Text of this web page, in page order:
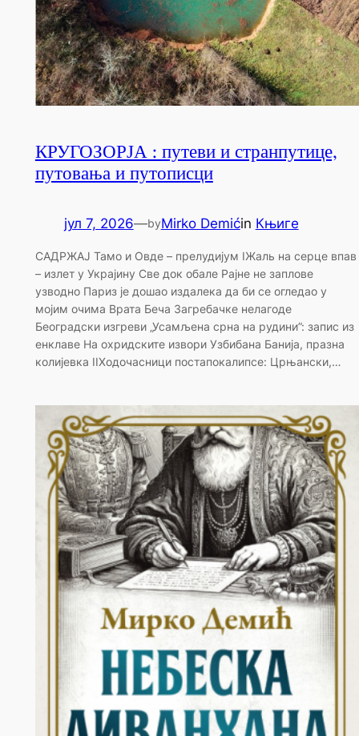
КРУГОЗОРЈА : путеви и странпутице,
путовања и путописци
јул 7, 2026—byMirko Demićin Књиге
САДРЖАЈ Тамо и Овде – прелудијум IЖаль на серце впав
– излет у Украјину Све док обале Рајне не заплове
узводно Париз је дошао издалека да би се огледао у
мојим очима Врата Беча Загребачке нелагоде
Београдски изгреви „Усамљена срна на рудини”: запис из
енклаве На охридските извори Узбибана Банија, празна
колијевка IIХодочасници постапокалипсе: Црњански,…